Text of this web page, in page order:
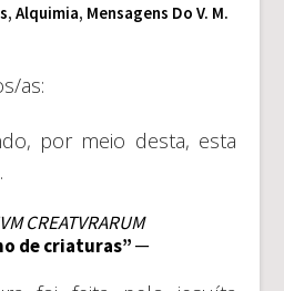
, Alquimia, Mensagens Do V. M.
as:
por meio desta, esta
CREATVRARUM
de criaturas” ─